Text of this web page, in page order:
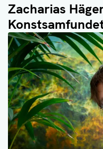
Zacharias